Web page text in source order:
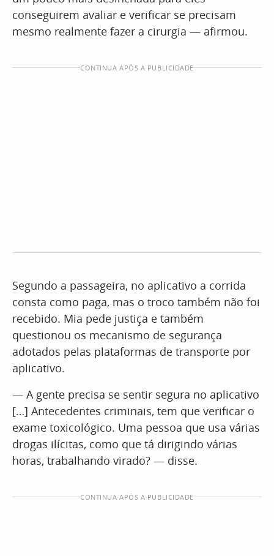
conseguirem avaliar e verificar se precisam
mesmo realmente fazer a cirurgia — afirmou.
CONTINUA APÓS A PUBLICIDADE
Segundo a passageira, no aplicativo a corrida
consta como paga, mas o troco também não foi
recebido. Mia pede justiça e também
questionou os mecanismo de segurança
adotados pelas plataformas de transporte por
aplicativo.
— A gente precisa se sentir segura no aplicativo
[…] Antecedentes criminais, tem que verificar o
exame toxicológico. Uma pessoa que usa várias
drogas ilícitas, como que tá dirigindo várias
horas, trabalhando virado? — disse.
CONTINUA APÓS A PUBLICIDADE